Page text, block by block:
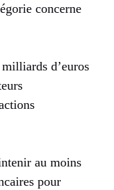
concerne
d’euros
au moins
pour